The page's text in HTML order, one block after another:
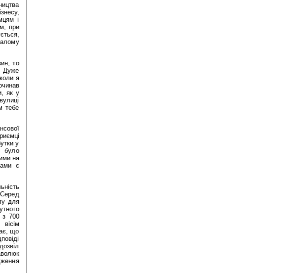
і
при
то
Дуже
я
як у
тебе
у
було
на
є
для
з 700
що